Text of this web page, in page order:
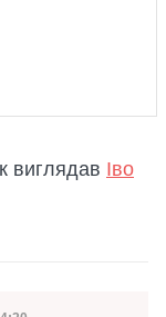
виглядав Іво